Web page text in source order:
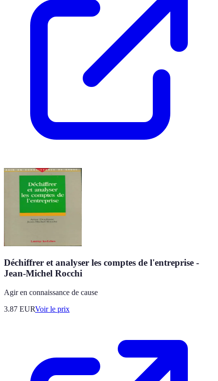
Déchiffrer et analyser les comptes de l'entreprise -
Jean-Michel Rocchi
Agir en connaissance de cause
3.87 EURVoir le prix